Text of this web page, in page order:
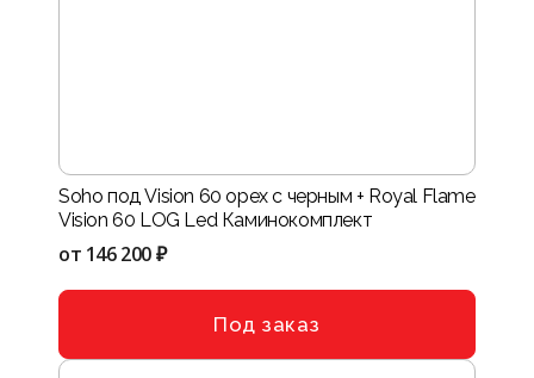
Soho под Vision 60 орех с черным + Royal Flame
Vision 60 LOG Led Каминокомплект
от 146 200 ₽
Под заказ